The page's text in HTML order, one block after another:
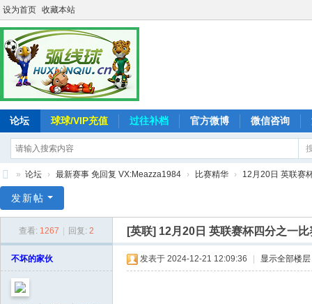
设为首页 收藏本站
论坛 球球/VIP充值 过往补档 官方微博 微信咨询
线
» 论坛 › 最新赛事 免回复 VX:Meazza1984 › 比赛精华 › 12月20日 英联赛
发新帖
查看: 1267 回复: 2 [英联] 12月20日 英联赛杯四分之一
不坏的家伙 发表于 2024-12-21 12:09:36 显示全部楼层